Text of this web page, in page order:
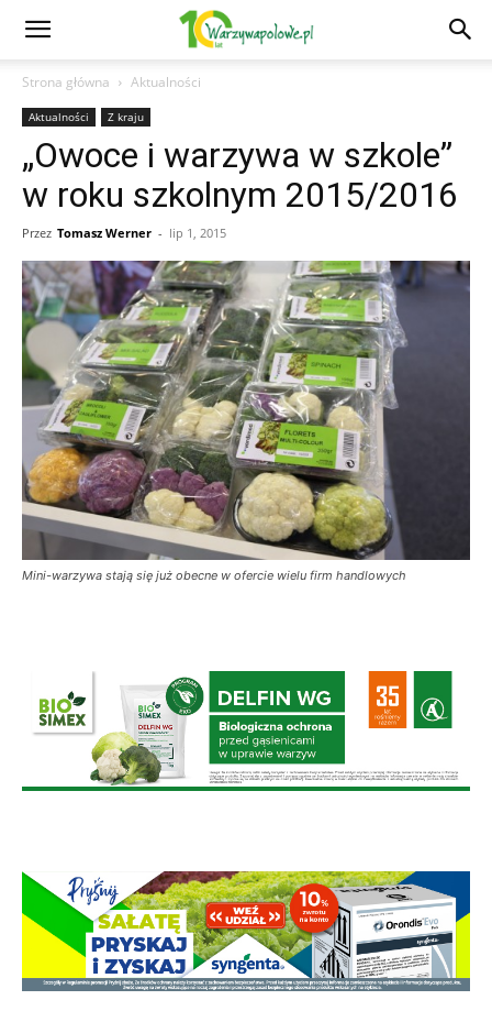
Strona główna Aktualności
Aktualności Z kraju
„Owoce i warzywa w szkole”
w roku szkolnym 2015/2016
Przez Tomasz Werner - lip 1, 2015
Mini-warzywa stają się już obecne w ofercie wielu firm handlowych